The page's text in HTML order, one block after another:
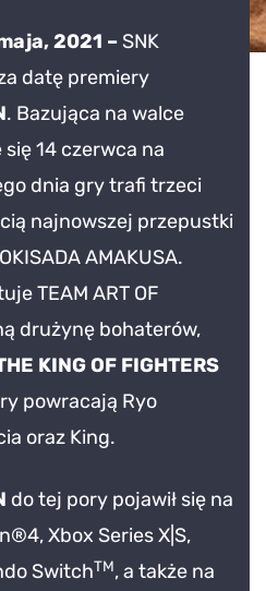
w
2021 – SNK
datę premiery
. Bazująca na walce
14 czerwca na
dnia gry trafi trzeci
najnowszej przepustki
AMAKUSA.
TEAM ART OF
drużynę bohaterów,
KING OF FIGHTERS
powracają Ryo
oraz King.
do tej pory pojawił się na
Xbox Series X|S,
SwitchTM, a także na